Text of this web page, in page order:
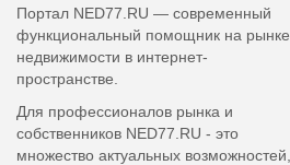
Портал NED77.RU — современный
функциональный помощник на рынке
недвижимости в интернет-
пространстве.
Для профессионалов рынка и
собственников NED77.RU - это
множество актуальных возможностей,